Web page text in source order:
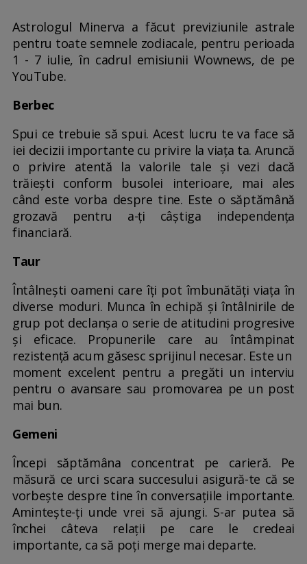
Astrologul Minerva a făcut previziunile astrale
pentru toate semnele zodiacale, pentru perioada
1 - 7 iulie, în cadrul emisiunii Wownews, de pe
YouTube.
Berbec
Spui ce trebuie să spui. Acest lucru te va face să
iei decizii importante cu privire la viața ta. Aruncă
o privire atentă la valorile tale și vezi dacă
trăiești conform busolei interioare, mai ales
când este vorba despre tine. Este o săptămână
grozavă pentru a-ți câștiga independența
financiară.
Taur
Întâlnești oameni care îți pot îmbunătăți viața în
diverse moduri. Munca în echipă și întâlnirile de
grup pot declanșa o serie de atitudini progresive
și eficace. Propunerile care au întâmpinat
rezistență acum găsesc sprijinul necesar. Este un
moment excelent pentru a pregăti un interviu
pentru o avansare sau promovarea pe un post
mai bun.
Gemeni
Începi săptămâna concentrat pe carieră. Pe
măsură ce urci scara succesului asigură-te că se
vorbește despre tine în conversațiile importante.
Amintește-ți unde vrei să ajungi. S-ar putea să
închei câteva relații pe care le credeai
importante, ca să poți merge mai departe.